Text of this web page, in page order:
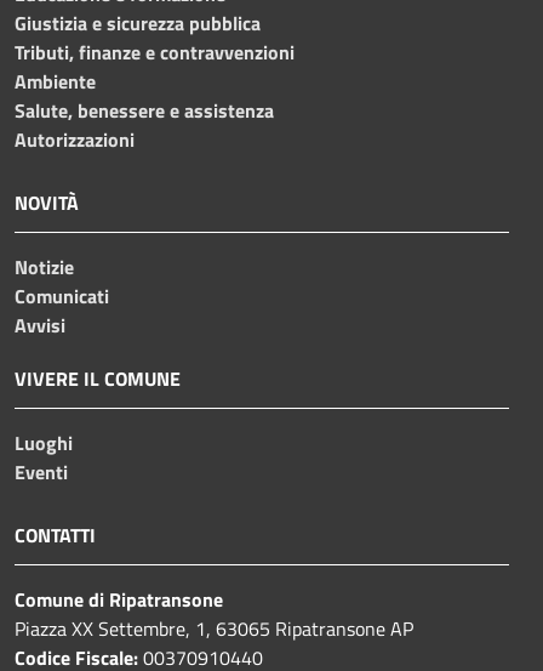
Giustizia e sicurezza pubblica
Tributi, finanze e contravvenzioni
Ambiente
Salute, benessere e assistenza
Autorizzazioni
NOVITÀ
Notizie
Comunicati
Avvisi
VIVERE IL COMUNE
Luoghi
Eventi
CONTATTI
Comune di Ripatransone
Piazza XX Settembre, 1, 63065 Ripatransone AP
Codice Fiscale:00370910440